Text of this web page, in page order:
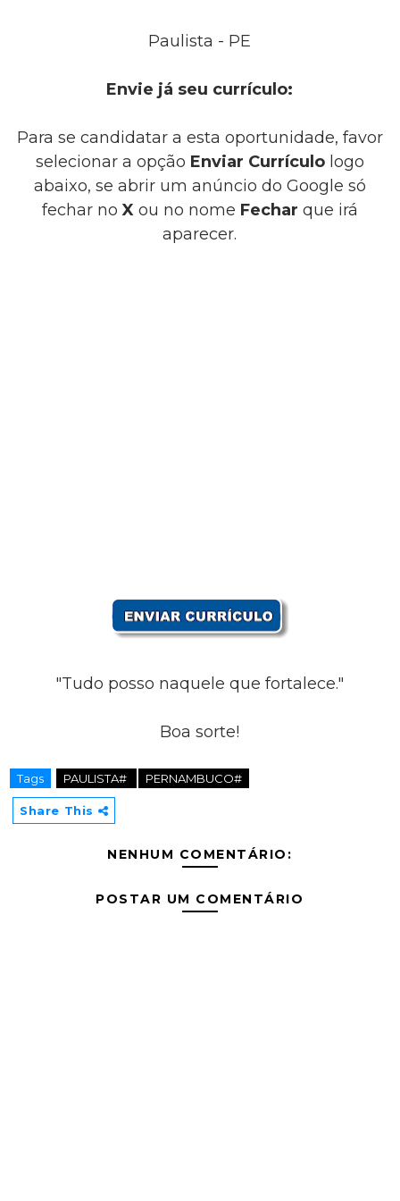
Paulista - PE
Envie já seu currículo:
Para se candidatar a esta oportunidade, favor
selecionar a opção Enviar Currículologo
abaixo, se abrir um anúncio do Google só
fechar noX ou no nome Fechar que irá
aparecer.
"Tudo posso naquele que fortalece."
Boa sorte!
Tags PAULISTA# PERNAMBUCO#
Share This
NENHUM COMENTÁRIO:
POSTAR UM COMENTÁRIO